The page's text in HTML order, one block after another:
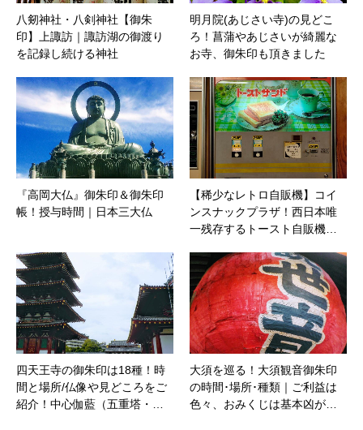
八剱神社・八剣神社【御朱
印】上諏訪｜諏訪湖の御渡り
を記録し続ける神社
明月院(あじさい寺)の見どこ
ろ！菖蒲やあじさいが綺麗な
お寺、御朱印も頂きました
『高岡大仏』御朱印＆御朱印
帳！授与時間｜日本三大仏
【稀少なレトロ自販機】コイ
ンスナックプラザ！西日本唯
一残存するトースト自販機…
四天王寺の御朱印は18種！時
間と場所/仏像や見どころをご
紹介！中心伽藍（五重塔・…
大須を巡る！大須観音御朱印
の時間･場所･種類｜ご利益は
色々、おみくじは基本凶が…